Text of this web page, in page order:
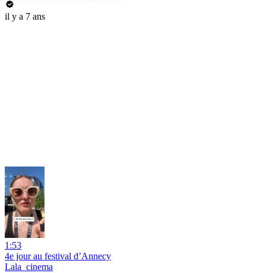
il y a 7 ans
1:53
4e jour au festival d’Annecy
Lala_cinema